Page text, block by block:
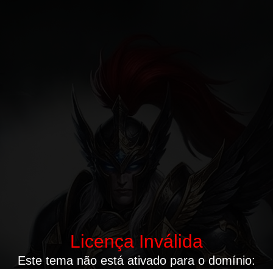
Licença Inválida
Este tema não está ativado para o domínio: